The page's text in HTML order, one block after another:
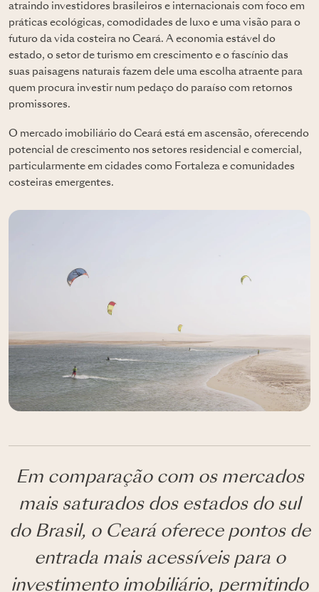
atraindo investidores brasileiros e internacionais com foco em
práticas ecológicas, comodidades de luxo e uma visão para o
futuro da vida costeira no Ceará. A economia estável do
estado, o setor de turismo em crescimento e o fascínio das
suas paisagens naturais fazem dele uma escolha atraente para
quem procura investir num pedaço do paraíso com retornos
promissores.
O mercado imobiliário do Ceará está em ascensão, oferecendo
potencial de crescimento nos setores residencial e comercial,
particularmente em cidades como Fortaleza e comunidades
costeiras emergentes.
Em comparação com os mercados
mais saturados dos estados do sul
do Brasil, o Ceará oferece pontos de
entrada mais acessíveis para o
investimento imobiliário, permitindo